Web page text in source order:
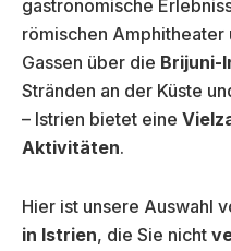
gastronomische
römischen Amphitheater
Gassen über die Brijuni-
Stränden an der Küste
– Istrien bietet eine
Aktivitäten.
Hier ist unsere Auswahl
in Istrien, die Sie nicht